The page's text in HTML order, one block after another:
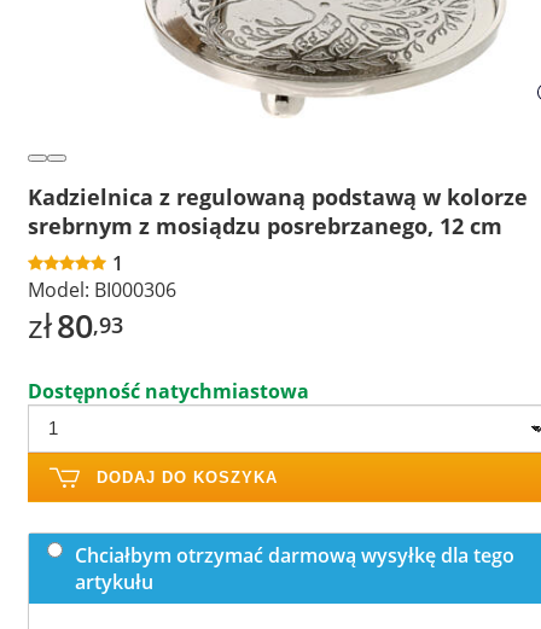
Kadzielnica z regulowaną podstawą w kolorze
srebrnym z mosiądzu posrebrzanego, 12 cm
1
Model: BI000306
zł80,93
Dostępność natychmiastowa
DODAJ DO KOSZYKA
Chciałbym otrzymać darmową wysyłkę dla tego
artykułu